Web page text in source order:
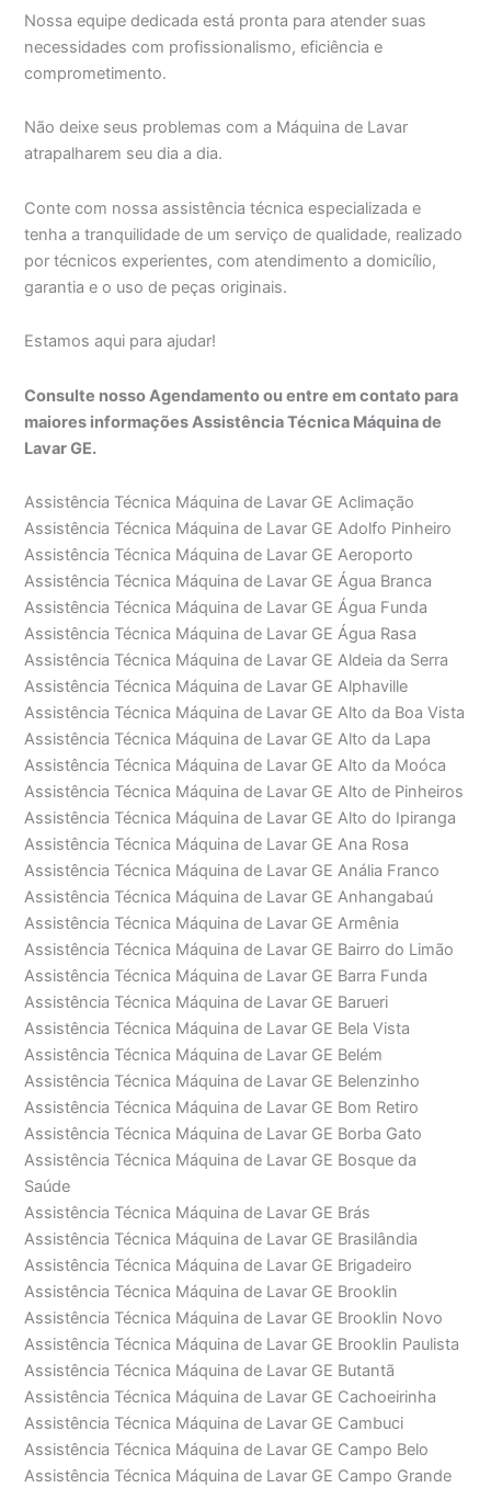
Nossa equipe dedicada está pronta para atender suas
necessidades com profissionalismo, eficiência e
comprometimento.
Não deixe seus problemas com a Máquina de Lavar
atrapalharem seu dia a dia.
Conte com nossa assistência técnica especializada e
tenha a tranquilidade de um serviço de qualidade, realizado
por técnicos experientes, com atendimento a domicílio,
garantia e o uso de peças originais.
Estamos aqui para ajudar!
Consulte nosso Agendamento ou entre em contato para
maiores informações Assistência Técnica Máquina de
Lavar GE.
Assistência Técnica Máquina de Lavar GE Aclimação
Assistência Técnica Máquina de Lavar GE Adolfo Pinheiro
Assistência Técnica Máquina de Lavar GE Aeroporto
Assistência Técnica Máquina de Lavar GE Água Branca
Assistência Técnica Máquina de Lavar GE Água Funda
Assistência Técnica Máquina de Lavar GE Água Rasa
Assistência Técnica Máquina de Lavar GE Aldeia da Serra
Assistência Técnica Máquina de Lavar GE Alphaville
Assistência Técnica Máquina de Lavar GE Alto da Boa Vista
Assistência Técnica Máquina de Lavar GE Alto da Lapa
Assistência Técnica Máquina de Lavar GE Alto da Moóca
Assistência Técnica Máquina de Lavar GE Alto de Pinheiros
Assistência Técnica Máquina de Lavar GE Alto do Ipiranga
Assistência Técnica Máquina de Lavar GE Ana Rosa
Assistência Técnica Máquina de Lavar GE Anália Franco
Assistência Técnica Máquina de Lavar GE Anhangabaú
Assistência Técnica Máquina de Lavar GE Armênia
Assistência Técnica Máquina de Lavar GE Bairro do Limão
Assistência Técnica Máquina de Lavar GE Barra Funda
Assistência Técnica Máquina de Lavar GE Barueri
Assistência Técnica Máquina de Lavar GE Bela Vista
Assistência Técnica Máquina de Lavar GE Belém
Assistência Técnica Máquina de Lavar GE Belenzinho
Assistência Técnica Máquina de Lavar GE Bom Retiro
Assistência Técnica Máquina de Lavar GE Borba Gato
Assistência Técnica Máquina de Lavar GE Bosque da
Saúde
Assistência Técnica Máquina de Lavar GE Brás
Assistência Técnica Máquina de Lavar GE Brasilândia
Assistência Técnica Máquina de Lavar GE Brigadeiro
Assistência Técnica Máquina de Lavar GE Brooklin
Assistência Técnica Máquina de Lavar GE Brooklin Novo
Assistência Técnica Máquina de Lavar GE Brooklin Paulista
Assistência Técnica Máquina de Lavar GE Butantã
Assistência Técnica Máquina de Lavar GE Cachoeirinha
Assistência Técnica Máquina de Lavar GE Cambuci
Assistência Técnica Máquina de Lavar GE Campo Belo
Assistência Técnica Máquina de Lavar GE Campo Grande